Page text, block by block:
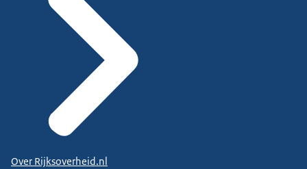
Over Rijksoverheid.nl